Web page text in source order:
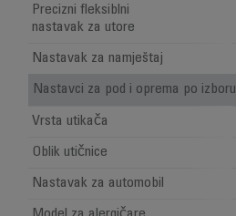
Precizni fleksiblni
nastavak za utore
Nastavak za namještaj
Nastavci za pod i oprema po izboru
Vrsta utikača
Oblik utičnice
Nastavak za automobil